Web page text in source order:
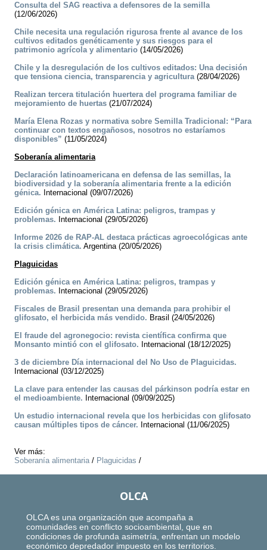
Consulta del SAG reactiva a defensores de la semilla
(12/06/2026)
Chile necesita una regulación rigurosa frente al avance de los
cultivos editados genéticamente y sus riesgos para el
patrimonio agrícola y alimentario (14/05/2026)
Chile y la desregulación de los cultivos editados: Una decisión
que tensiona ciencia, transparencia y agricultura(28/04/2026)
Realizan tercera titulación huertera del programa familiar de
mejoramiento de huertas (21/07/2024)
María Elena Rozas y normativa sobre Semilla Tradicional: “Para
continuar con textos engañosos, nosotros no estaríamos
disponibles” (11/05/2024)
Soberanía alimentaria
Declaración latinoamericana en defensa de las semillas, la
biodiversidad y la soberanía alimentaria frente a la edición
génica. Internacional (09/07/2026)
Edición génica en América Latina: peligros, trampas y
problemas. Internacional (29/05/2026)
Informe 2026 de RAP-AL destaca prácticas agroecológicas ante
la crisis climática. Argentina (20/05/2026)
Plaguicidas
Edición génica en América Latina: peligros, trampas y
problemas. Internacional (29/05/2026)
Fiscales de Brasil presentan una demanda para prohibir el
glifosato, el herbicida más vendido. Brasil (24/05/2026)
El fraude del agronegocio: revista científica confirma que
Monsanto mintió con el glifosato. Internacional (18/12/2025)
3 de diciembre Día internacional del No Uso de Plaguicidas.
Internacional (03/12/2025)
La clave para entender las causas del párkinson podría estar en
el medioambiente. Internacional (09/09/2025)
Un estudio internacional revela que los herbicidas con glifosato
causan múltiples tipos de cáncer. Internacional (11/06/2025)
Ver más:
Soberanía alimentaria/ Plaguicidas /
OLCA
OLCA es una organización que acompaña a
comunidades en conflicto socioambiental, que en
condiciones de profunda asimetría, enfrentan un modelo
económico depredador impuesto en los territorios.